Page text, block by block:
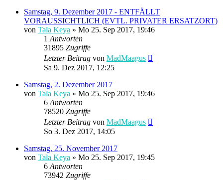
Samstag, 9. Dezember 2017 - ENTFÄLLT
VORAUSSICHTLICH (EVTL. PRIVATER ERSATZORT)
von Tala Keya » Mo 25. Sep 2017, 19:46
1 Antworten
31895 Zugriffe
Letzter Beitrag von MadMaagus
Sa 9. Dez 2017, 12:25
Samstag, 2. Dezember 2017
von Tala Keya » Mo 25. Sep 2017, 19:46
6 Antworten
78520 Zugriffe
Letzter Beitrag von MadMaagus
So 3. Dez 2017, 14:05
Samstag, 25. November 2017
von Tala Keya » Mo 25. Sep 2017, 19:45
6 Antworten
73942 Zugriffe